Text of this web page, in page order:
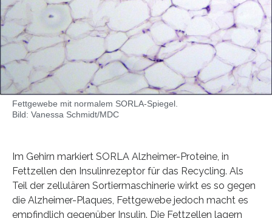
Fettgewebe mit normalem SORLA-Spiegel.
Bild: Vanessa Schmidt/MDC
Im Gehirn markiert SORLA Alzheimer-Proteine, in
Fettzellen den Insulinrezeptor für das Recycling. Als
Teil der zellulären Sortiermaschinerie wirkt es so gegen
die Alzheimer-Plaques, Fettgewebe jedoch macht es
empfindlich gegenüber Insulin. Die Fettzellen lagern